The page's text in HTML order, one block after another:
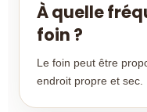
À quelle
foin ?
Le foin peut être
endroit propre et sec.